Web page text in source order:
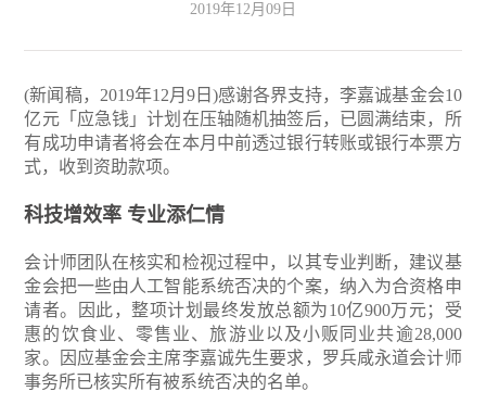
2019年12月09日
(新闻稿，2019年12月9日)感谢各界支持，李嘉诚基金会10
亿元「应急钱」计划在压轴随机抽签后，已圆满结束，所
有成功申请者将会在本月中前透过银行转账或银行本票方
式，收到资助款项。
科技增效率 专业添仁情
会计师团队在核实和检视过程中，以其专业判断，建议基
金会把一些由人工智能系统否决的个案，纳入为合资格申
请者。因此，整项计划最终发放总额为10亿900万元；受
惠的饮食业、零售业、旅游业以及小贩同业共逾28,000
家。因应基金会主席李嘉诚先生要求，罗兵咸永道会计师
事务所已核实所有被系统否决的名单。